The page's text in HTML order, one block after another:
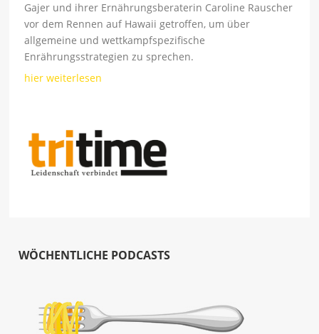
Gajer und ihrer Ernährungsberaterin Caroline Rauscher
vor dem Rennen auf Hawaii getroffen, um über
allgemeine und wettkampfspezifische
Enrährungsstrategien zu sprechen.
hier weiterlesen
WÖCHENTLICHE PODCASTS